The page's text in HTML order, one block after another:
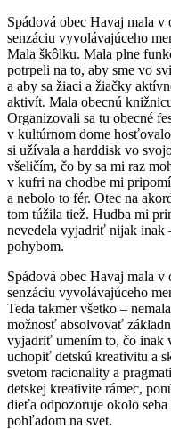
Spádová obec Havaj mala
senzáciu vyvolávajúceho
Mala škôlku. Mala plne
potrpeli na to, aby sme vo
a aby sa žiaci a žiačky
aktivít. Mala obecnú
Organizovali sa tu obecné
v kultúrnom dome
si užívala a harddisk vo
všeličím, čo by sa mi raz
v kufri na chodbe mi
a nebolo to fér. Otec na
tom túžila tiež. Hudba mi
nevedela vyjadriť nijak inak
pohybom.
Spádová obec Havaj mala
senzáciu vyvolávajúceho
Teda takmer všetko –
možnosť absolvovať
vyjadriť umením to, čo inak
uchopiť detskú kreativitu a
svetom racionality a
detskej kreativite rámec,
dieťa odpozoruje okolo
pohľadom na svet.